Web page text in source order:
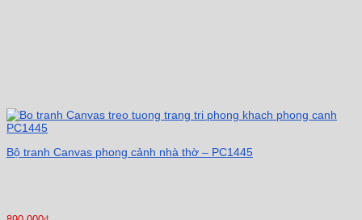
Bộ tranh Canvas phong cảnh nhà thờ – PC1445